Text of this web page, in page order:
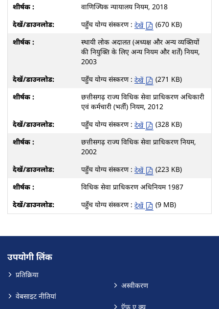
वाणिज्यिक न्यायालय नियम, 2018
पहुँच योग्य संस्करण : देखें
(670 KB)
स्थायी लोक अदालत (अध्यक्ष और अन्य व्यक्तियों
की नियुक्ति के लिए अन्य नियम और शर्तें) नियम,
2003
पहुँच योग्य संस्करण : देखें
(271 KB)
छत्तीसगढ़ राज्य विधिक सेवा प्राधिकरण अधिकारी
एवं कर्मचारी (भर्ती) नियम, 2012
पहुँच योग्य संस्करण : देखें
(328 KB)
छत्तीसगढ़ राज्य विधिक सेवा प्राधिकरण नियम,
2002
पहुँच योग्य संस्करण : देखें
(223 KB)
विधिक सेवा प्राधिकरण अधिनियम 1987
पहुँच योग्य संस्करण : देखें (9 MB)
उपयोगी लिंक
प्रतिक्रिया
वेबसाइट नीतियां
अस्वीकरण
ऍफ़ ए क्यू